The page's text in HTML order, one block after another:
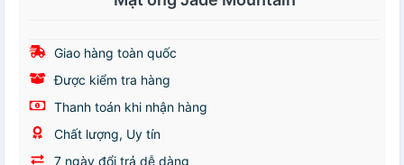
Giao hàng toàn quốc
Được kiểm tra hàng
Thanh toán khi nhận hàng
Chất lượng, Uy tín
7 ngày đổi trả dễ dàng